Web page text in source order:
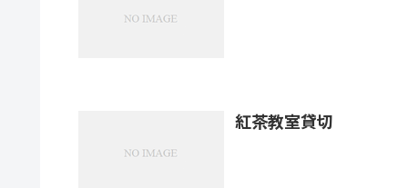
紅茶教室貸切